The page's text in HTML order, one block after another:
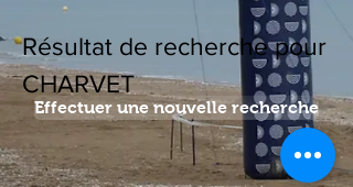
Résultat de recherche pour
CHARVET
Effectuer une nouvelle recherche